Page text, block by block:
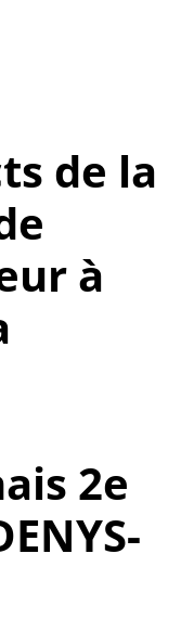
de la
à
2e